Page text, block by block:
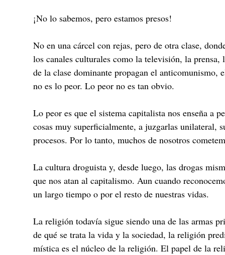
¡No lo sabemos, pero estamos presos!
No en una cárcel con rejas, pero de otra clase,
los canales culturales como la televisión, la
de la clase dominante propagan el anticomunismo,
no es lo peor. Lo peor no es tan obvio.
Lo peor es que el sistema capitalista nos enseña a
cosas muy superficialmente, a juzgarlas unilateral,
procesos. Por lo tanto, muchos de nosotros
La cultura droguista y, desde luego, las drogas
que nos atan al capitalismo. Aun cuando
un largo tiempo o por el resto de nuestras vidas.
La religión todavía sigue siendo una de las armas
de qué se trata la vida y la sociedad, la religión
mística es el núcleo de la religión. El papel de la